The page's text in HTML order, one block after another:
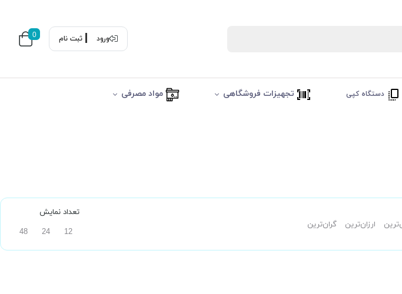
ورود ثبت نام 0
دستگاه کپی تجهیزات فروشگاهی مواد مصرفی
ارزان‌ترین گران‌ترین
تعداد نمایش
12
24
48